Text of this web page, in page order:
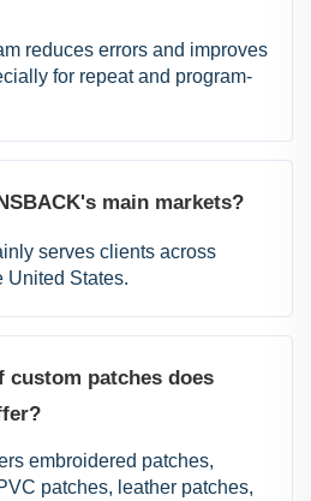
reduces errors and improves
for repeat and program-
main markets?
serves clients across
United States.
custom patches does
embroidered patches,
patches, leather patches,